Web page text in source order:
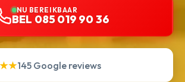
NU BEREIKBAAR
BEL 085 019 90 36
145 Google reviews